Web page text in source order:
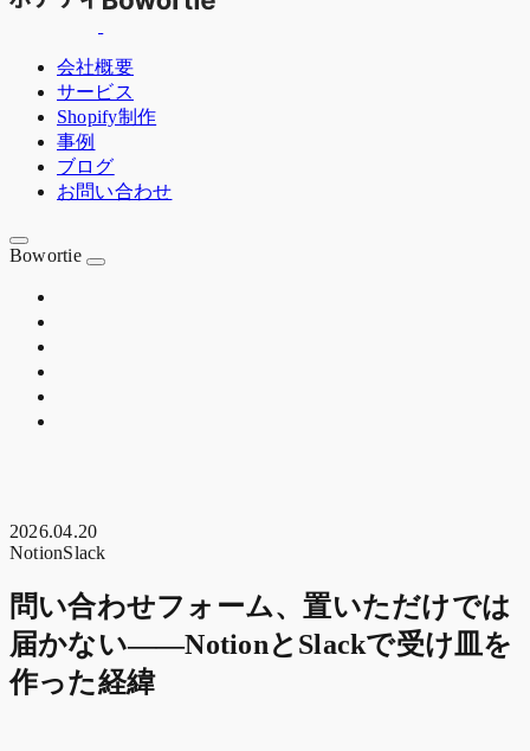
会社概要
サービス
Shopify制作
事例
ブログ
お問い合わせ
Bowortie
2026.04.20
NotionSlack
問い合わせフォーム、置いただけでは
届かない——NotionとSlackで受け皿を
作った経緯